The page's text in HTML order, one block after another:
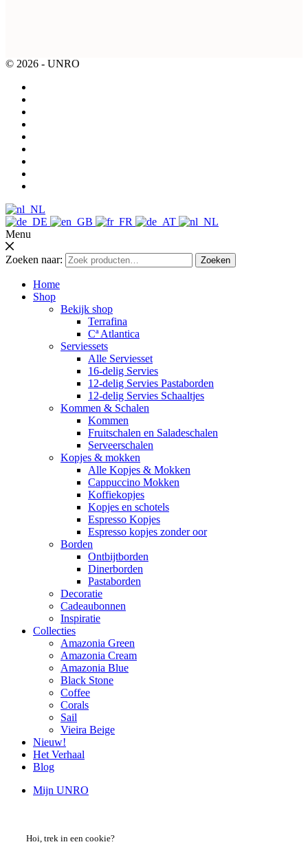
© 2026 - UNRO
Menu
Zoeken naar: Zoeken
Home
Shop
Bekijk shop
Terrafina
Cª Atlantica
Serviessets
Alle Serviesset
16-delig Servies
12-delig Servies Pastaborden
12-delig Servies Schaaltjes
Kommen & Schalen
Kommen
Fruitschalen en Saladeschalen
Serveerschalen
Kopjes & mokken
Alle Kopjes & Mokken
Cappuccino Mokken
Koffiekopjes
Kopjes en schotels
Espresso Kopjes
Espresso kopjes zonder oor
Borden
Ontbijtborden
Dinerborden
Pastaborden
Decoratie
Cadeaubonnen
Inspiratie
Collecties
Amazonia Green
Amazonia Cream
Amazonia Blue
Black Stone
Coffee
Corals
Sail
Vieira Beige
Nieuw!
Het Verhaal
Blog
Mijn UNRO
Hoi, trek in een cookie?